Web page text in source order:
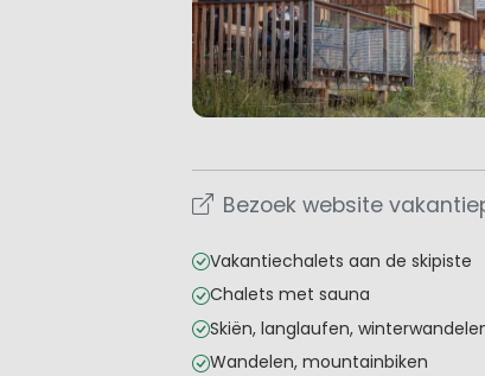
Bezoek website
Vakantiechalets aan de skipiste
Chalets met sauna
Skiën, langlaufen,
Wandelen, mountainbiken